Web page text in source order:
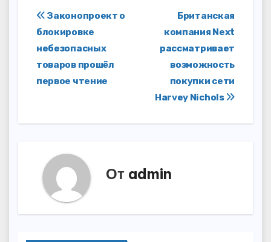
Навигация
по
записям
Британская
компания Next
рассматривает
возможность
покупки сети
Harvey Nichols
Законопроект о
блокировке
небезопасных
товаров прошёл
первое чтение
От admin